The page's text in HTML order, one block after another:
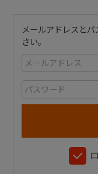
メールアドレスと
さい。